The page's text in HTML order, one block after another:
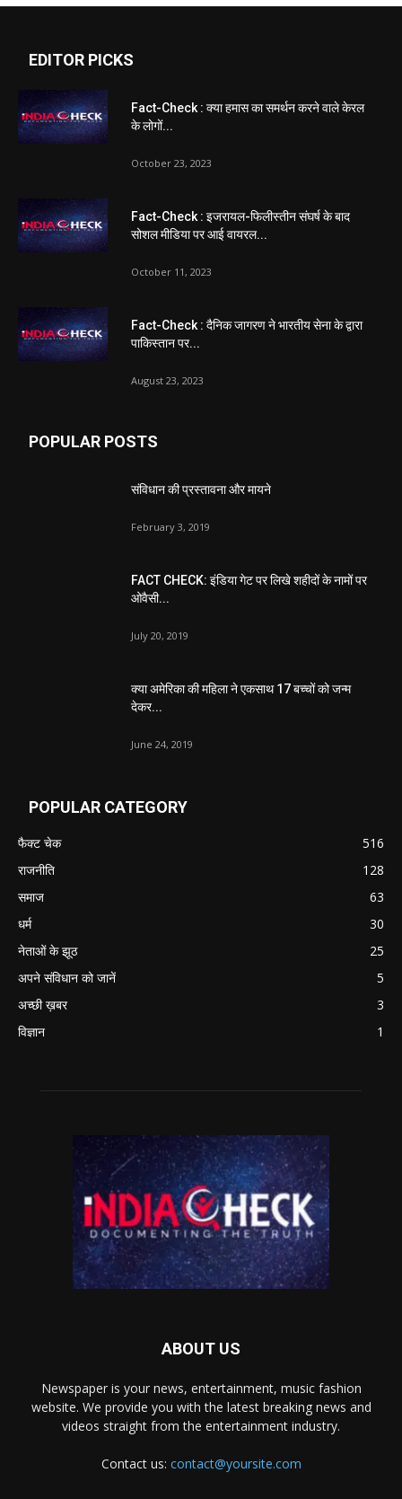
EDITOR PICKS
Fact-Check : क्या हमास का समर्थन करने वाले केरल
के लोगों...
October 23, 2023
Fact-Check : इजरायल-फिलीस्तीन संघर्ष के बाद
सोशल मीडिया पर आई वायरल...
October 11, 2023
Fact-Check : दैनिक जागरण ने भारतीय सेना के द्वारा
पाकिस्तान पर...
August 23, 2023
POPULAR POSTS
संविधान की प्रस्तावना और मायने
February 3, 2019
FACT CHECK: इंडिया गेट पर लिखे शहीदों के नामों पर
ओवैसी...
July 20, 2019
क्या अमेरिका की महिला ने एकसाथ 17 बच्चों को जन्म
देकर...
June 24, 2019
POPULAR CATEGORY
फैक्ट चेक
516
राजनीति
128
समाज
63
धर्म
30
नेताओं के झूठ
25
अपने संविधान को जानें
5
अच्छी ख़बर
3
विज्ञान
1
ABOUT US
Newspaper is your news, entertainment, music fashion
website. We provide you with the latest breaking news and
videos straight from the entertainment industry.
Contact us: contact@yoursite.com